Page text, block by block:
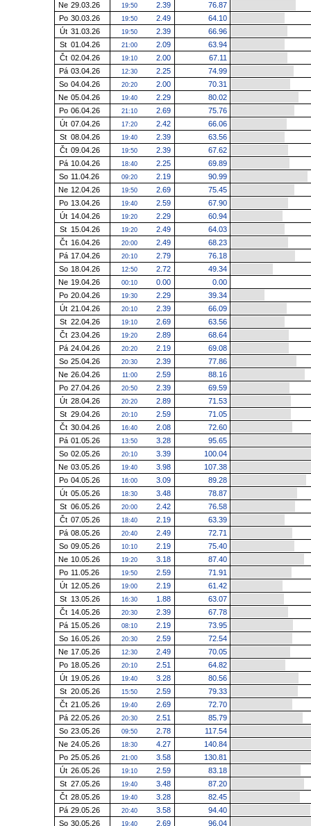
Ne 29.03.26 19:50 2.39
76.87
Po 30.03.26 19:50 2.49
64.10
Út 31.03.26 19:50 2.39
66.96
St 01.04.26 21:00 2.09
63.94
Čt 02.04.26 19:10 2.00
67.11
Pá 03.04.26 12:30 2.25
74.99
So 04.04.26 20:20 2.00
70.31
Ne 05.04.26 19:40 2.29
80.02
Po 06.04.26 21:10 2.69
75.76
Út 07.04.26 17:20 2.42
66.06
St 08.04.26 19:40 2.39
63.56
Čt 09.04.26 19:50 2.39
67.62
Pá 10.04.26 18:40 2.25
69.89
So 11.04.26 09:20 2.19
90.99
Ne 12.04.26 19:50 2.69
75.45
Po 13.04.26 19:40 2.59
67.90
Út 14.04.26 19:20 2.29
60.94
St 15.04.26 19:20 2.49
64.03
Čt 16.04.26 20:00 2.49
68.23
Pá 17.04.26 20:10 2.79
76.18
So 18.04.26 12:50 2.72
49.34
Ne 19.04.26 00:10 0.00
0.00
Po 20.04.26 19:30 2.29
39.34
Út 21.04.26 20:10 2.39
66.09
St 22.04.26 19:10 2.69
63.56
Čt 23.04.26 19:20 2.89
68.64
Pá 24.04.26 20:20 2.19
69.08
So 25.04.26 20:30 2.39
77.86
Ne 26.04.26 11:00 2.59
88.16
Po 27.04.26 20:50 2.39
69.59
Út 28.04.26 20:20 2.89
71.53
St 29.04.26 20:10 2.59
71.05
Čt 30.04.26 16:40 2.08
72.60
Pá 01.05.26 13:50 3.28
95.65
So 02.05.26 20:10 3.39
100.04
Ne 03.05.26 19:40 3.98
107.38
Po 04.05.26 16:00 3.09
89.28
Út 05.05.26 18:30 3.48
78.87
St 06.05.26 20:00 2.42
76.58
Čt 07.05.26 18:40 2.19
63.39
Pá 08.05.26 20:40 2.49
72.71
So 09.05.26 10:10 2.19
75.40
Ne 10.05.26 19:20 3.18
87.40
Po 11.05.26 19:50 2.59
71.91
Út 12.05.26 19:00 2.19
61.42
St 13.05.26 16:30 1.88
63.07
Čt 14.05.26 20:30 2.39
67.78
Pá 15.05.26 08:10 2.19
73.95
So 16.05.26 20:30 2.59
72.54
Ne 17.05.26 12:30 2.49
70.05
Po 18.05.26 20:10 2.51
64.82
Út 19.05.26 19:40 3.28
80.56
St 20.05.26 15:50 2.59
79.33
Čt 21.05.26 19:40 2.69
72.70
Pá 22.05.26 20:30 2.51
85.79
So 23.05.26 09:50 2.78
117.54
Ne 24.05.26 18:30 4.27
140.84
Po 25.05.26 21:00 3.58
130.81
Út 26.05.26 19:10 2.59
83.18
St 27.05.26 19:40 3.48
87.20
Čt 28.05.26 19:40 3.28
82.45
Pá 29.05.26 20:40 3.58
94.40
So 30.05.26 19:40 2.69 96.04